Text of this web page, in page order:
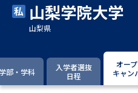
大学パンフ
過去問題集
山梨学院大学
山梨県
部・学科
入学者選抜
日程
オー
キャン